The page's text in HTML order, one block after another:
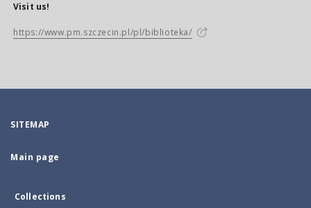
Visit us!
https://www.pm.szczecin.pl/pl/biblioteka/
SITEMAP
Main page
Collections